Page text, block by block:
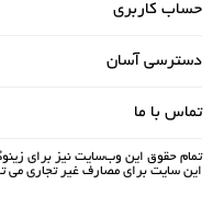
حساب کاربری
دسترسی آسان
تماس با ما
تمام حقوق اين وب‌سايت نیز برای
این سایت برای مصارف غیر تجاری می